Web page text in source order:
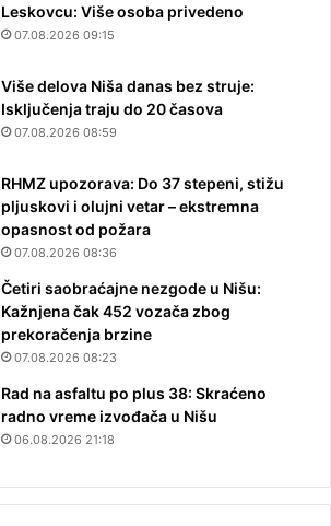
Leskovcu: Više osoba privedeno
07.08.2026 09:15
Više delova Niša danas bez struje:
Isključenja traju do 20 časova
07.08.2026 08:59
RHMZ upozorava: Do 37 stepeni, stižu
pljuskovi i olujni vetar – ekstremna
opasnost od požara
07.08.2026 08:36
Četiri saobraćajne nezgode u Nišu:
Kažnjena čak 452 vozača zbog
prekoračenja brzine
07.08.2026 08:23
Rad na asfaltu po plus 38: Skraćeno
radno vreme izvođača u Nišu
06.08.2026 21:18